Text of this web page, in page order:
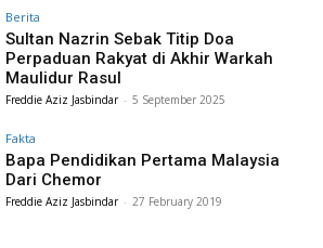
Berita
Sultan Nazrin Sebak Titip Doa
Perpaduan Rakyat di Akhir Warkah
Maulidur Rasul
Freddie Aziz Jasbindar - 5 September 2025
Fakta
Bapa Pendidikan Pertama Malaysia
Dari Chemor
Freddie Aziz Jasbindar - 27 February 2019